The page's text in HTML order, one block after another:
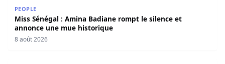
PEOPLE
Miss Sénégal : Amina Badiane rompt le silence et
annonce une mue historique
8 août 2026